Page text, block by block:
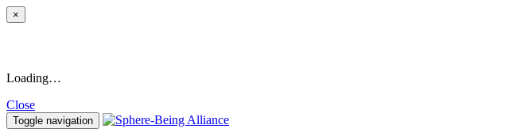
×
Loading…
Close
Toggle navigation